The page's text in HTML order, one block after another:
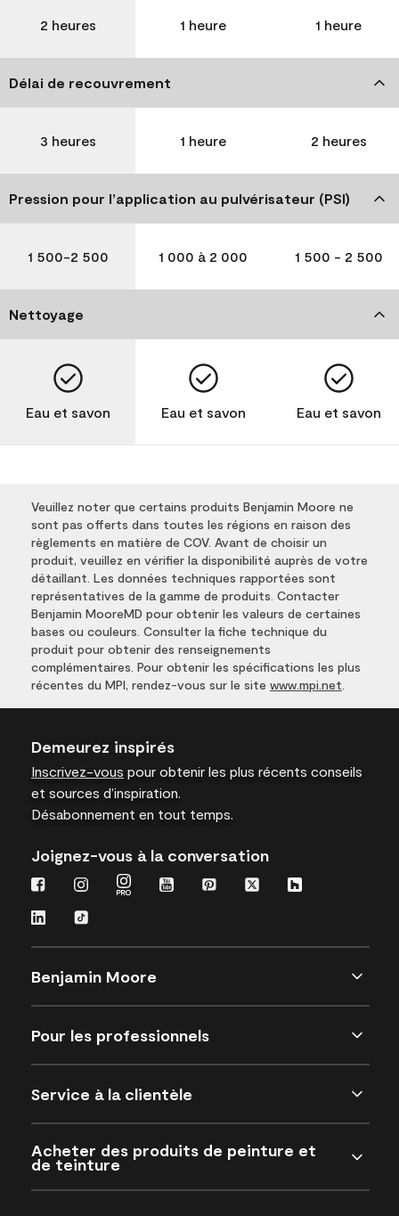
2 heures 1 heure 1 heure
Délai de recouvrement
3 heures 1 heure 2 heures
Pression pour l’application au pulvérisateur (PSI)
1 500-2 500 1 000 à 2 000 1 500 - 2 500
Nettoyage
Eau et savon Eau et savon Eau et savon
Veuillez noter que certains produits Benjamin Moore ne
sont pas offerts dans toutes les régions en raison des
règlements en matière de COV. Avant de choisir un
produit, veuillez en vérifier la disponibilité auprès de votre
détaillant. Les données techniques rapportées sont
représentatives de la gamme de produits. Contacter
Benjamin MooreMD pour obtenir les valeurs de certaines
bases ou couleurs. Consulter la fiche technique du
produit pour obtenir des renseignements
complémentaires. Pour obtenir les spécifications les plus
récentes du MPI, rendez-vous sur le site www.mpi.net
Demeurez inspirés
Inscrivez-vous pour obtenir les plus récents conseils
et sources d’inspiration.
Désabonnement en tout temps.
Joignez-vous à la conversation
Benjamin Moore
Pour les professionnels
Service à la clientèle
Acheter des produits de peinture et
de teinture